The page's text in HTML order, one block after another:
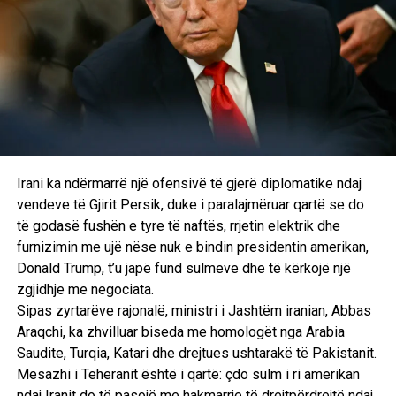
Irani ka ndërmarrë një ofensivë të gjerë diplomatike ndaj
vendeve të Gjirit Persik, duke i paralajmëruar qartë se do
të godasë fushën e tyre të naftës, rrjetin elektrik dhe
furnizimin me ujë nëse nuk e bindin presidentin amerikan,
Donald Trump, t’u japë fund sulmeve dhe të kërkojë një
zgjidhje me negociata.
Sipas zyrtarëve rajonalë, ministri i Jashtëm iranian, Abbas
Araqchi, ka zhvilluar biseda me homologët nga Arabia
Saudite, Turqia, Katari dhe drejtues ushtarakë të Pakistanit.
Mesazhi i Teheranit është i qartë: çdo sulm i ri amerikan